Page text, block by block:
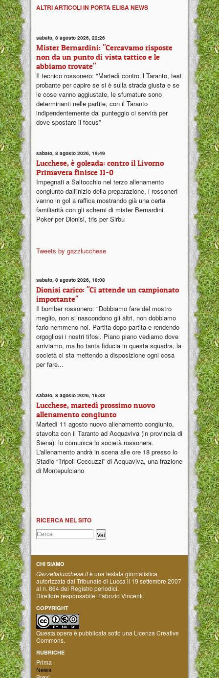
ALTRI ARTICOLI IN PORTA ELISA NEWS
sabato, 8 agosto 2026, 22:26
Mister Bernardini: "Cercavamo risposte
non da un punto di vista tattico e le
abbiamo trovate"
Il tecnico rossonero: "Martedì contro il Taranto, test
probante per capire se si è sulla strada giusta e se
le cose vanno aggiustate, le sfumature sono
determinanti nelle partite, con il Taranto
indipendentemente dal punteggio ci servirà per
dove spostare il focus”
sabato, 8 agosto 2026, 19:49
Lucchese, è goleada: contro il Livorno
Primavera finisce 11-0
Impegnati a Saltocchio nel terzo allenamento
congiunto dall'inizio della preparazione, i rossoneri
vanno in gol a raffica mostrando già una certa
familiarità con gli schemi di mister Bernardini.
Poker per Dionisi, tris per Sirbu
Tweets by gazzlucchese
sabato, 8 agosto 2026, 18:08
Dionisi carico: "Ci attende un campionato
importante"
Il bomber rossonero: "Dobbiamo fare del mostro
meglio, non si nascondono gli altri, non dobbiamo
farlo nemmeno noi. Partita dopo partita e rendendo
orgogliosi i nostri tifosi. Piano piano vediamo dove
arriviamo, ma ho tanta fiducia in questa squadra, la
società ci sta mettendo a disposizione ogni cosa
per fare...
sabato, 8 agosto 2026, 16:33
Lucchese, martedì prossimo nuovo
allenamento congiunto
Martedì 11 agosto nuovo allenamento congiunto,
stavolta con il Taranto ad Acquaviva (in provincia di
Siena): lo comunica lo società rossonera.
L'allenamento andrà in scena alle ore 18 presso lo
Stadio “Tripoli-Ceccuzzi” di Acquaviva, una frazione
di Montepulciano
RICERCA NEL SITO
CHI SIAMO
Gazzettalucchese.itè una testata giornalistica
autorizzata dal Tribunale di Lucca il 19 settembre 2007
al n. 864 del Registro periodici.
Direttore responsabile: Fabrizio Vincenti.
COPYRIGHT
Questa opera è pubblicata sotto una Licenza Creative
Commons.
RUBRICHE
Prima
News